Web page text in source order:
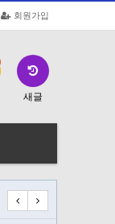
회원가입
새글
게시판 별 포인트 획